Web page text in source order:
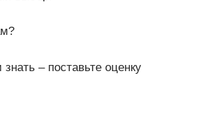
– поставьте оценку